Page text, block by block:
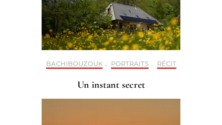
BACHIBOUZOUK , PORTRAITS , RÉCIT
Un instant secret